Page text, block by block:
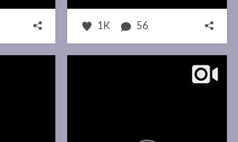
1K 56